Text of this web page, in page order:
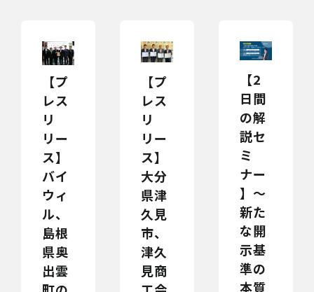
【プ
レス
リ
リー
ス】
バイ
ウィ
ル、
島根
県奥
出雲
【プ
レス
リ
リー
ス】
大分
県津
久見
市、
津久
見商
【2
日間
の解
説セ
ミ
ナー
】～
新た
な開
示基
準の
本質